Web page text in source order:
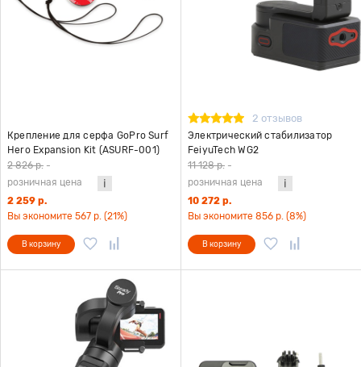
Крепление для серфа GoPro Surf
Hero Expansion Kit (ASURF-001)
2 826 р. -
розничная цена
2 259 р.
Вы экономите 567 р. (21%)
В корзину
2 отзывов
Электрический стабилизатор
FeiyuTech WG2
11 128 р. -
розничная цена
10 272 р.
Вы экономите 856 р. (8%)
В корзину